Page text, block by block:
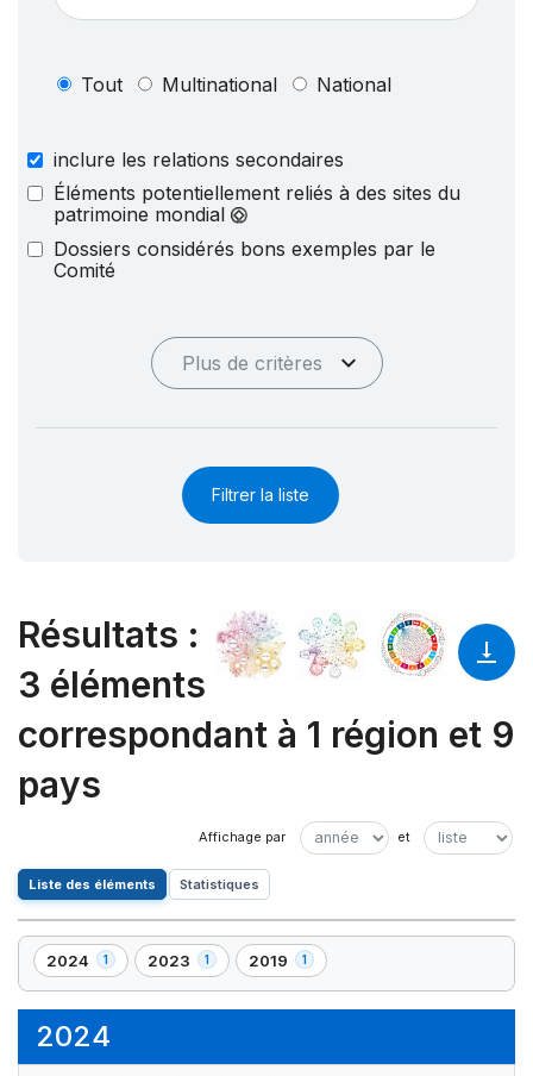
Tout Multinational National
inclure les relations secondaires
Éléments potentiellement reliés à des sites du
patrimoine mondial
Dossiers considérés bons exemples par le
Comité
Plus de critères
Filtrer la liste
Résultats :
3 éléments
correspondant à 1 région et 9
pays
Liste des éléments Statistiques
2024 1
,
1
2023 1
,
1
2019 1
,
1
2024